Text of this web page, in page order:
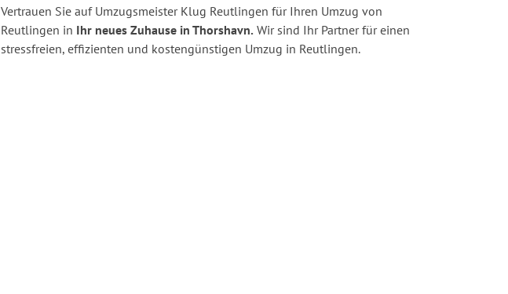
Vertrauen Sie auf Umzugsmeister Klug Reutlingen für Ihren Umzug von
Reutlingen in Ihr neues Zuhause in Thorshavn. Wir sind Ihr Partner für einen
stressfreien, effizienten und kostengünstigen Umzug in Reutlingen.